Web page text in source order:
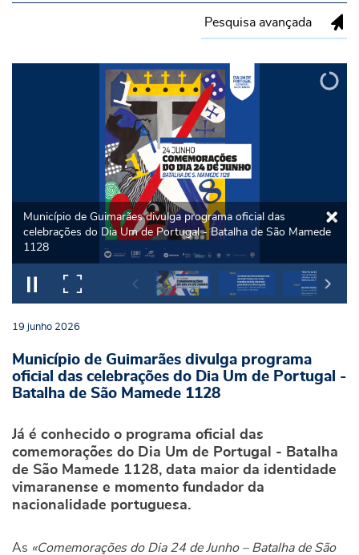
Pesquisa avançada
Município de Guimarães divulga programa oficial das
celebrações do Dia Um de Portugal - Batalha de São Mamede
1128
19 junho 2026
Município de Guimarães divulga programa
oficial das celebrações do Dia Um de Portugal -
Batalha de São Mamede 1128
Já é conhecido o programa oficial das
comemorações do Dia Um de Portugal - Batalha
de São Mamede 1128, data maior da identidade
vimaranense e momento fundador da
nacionalidade portuguesa.
As «Comemorações do Dia 24 de Junho – Batalha de São